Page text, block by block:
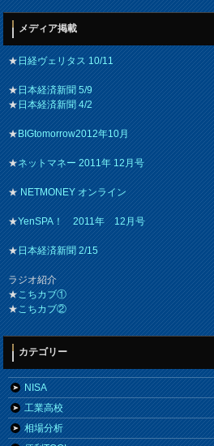
メディア掲載
★日経ヴェリタス 10/11
★日本経済新聞 5/9
★日本経済新聞 4/2
★BIGtomorrow2012年10月
★ネットマネー 2011年 12月号
★NETMONEY オンライン
★YenSPA！ 2011年 12月号
★日本経済新聞 2/15
ラジオ紹介
★こちカブ①
★こちカブ②
カテゴリー
NISA
工業高校
相場分析